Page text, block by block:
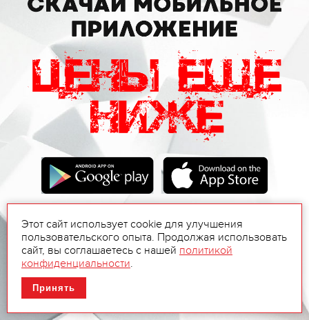
Этот сайт использует cookie для улучшения
пользовательского опыта. Продолжая использовать
сайт, вы соглашаетесь с нашей политикой
конфиденциальности.
Принять